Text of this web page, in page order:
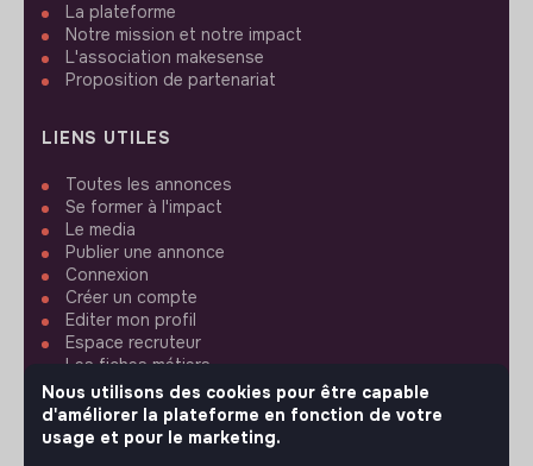
La plateforme
Notre mission et notre impact
L'association makesense
Proposition de partenariat
LIENS UTILES
Toutes les annonces
Se former à l'impact
Le media
Publier une annonce
Connexion
Créer un compte
Editer mon profil
Espace recruteur
Les fiches métiers
Offres d'emploi
Offres de stage
Offres d'alternance
Nous utilisons des cookies pour être capable
d'améliorer la plateforme en fonction de votre
usage et pour le marketing.